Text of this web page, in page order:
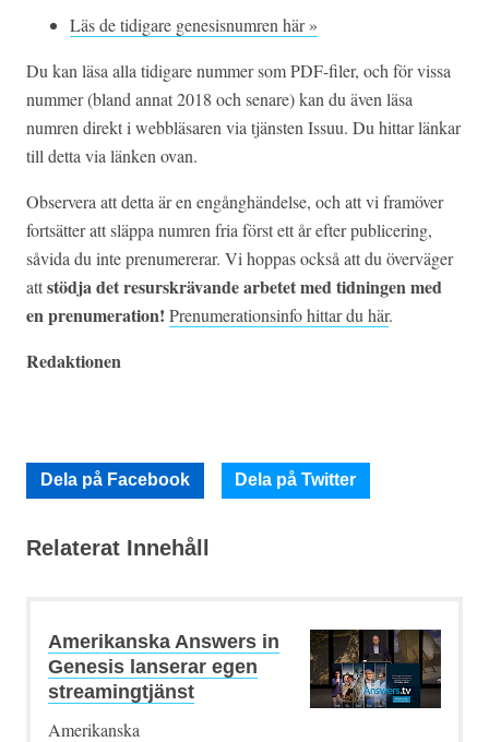
Läs de tidigare genesisnumren här »
Du kan läsa alla tidigare nummer som PDF-filer, och för vissa
nummer (bland annat 2018 och senare) kan du även läsa
numren direkt i webbläsaren via tjänsten Issuu. Du hittar länkar
till detta via länken ovan.
Observera att detta är en engånghändelse, och att vi framöver
fortsätter att släppa numren fria först ett år efter publicering,
såvida du inte prenumererar. Vi hoppas också att du överväger
attstödja det resurskrävande arbetet med tidningen med
en prenumeration! Prenumerationsinfo hittar du här.
Redaktionen
Dela på Facebook Dela på Twitter
Relaterat Innehåll
Amerikanska Answers in
Genesis lanserar egen
streamingtjänst
Amerikanska